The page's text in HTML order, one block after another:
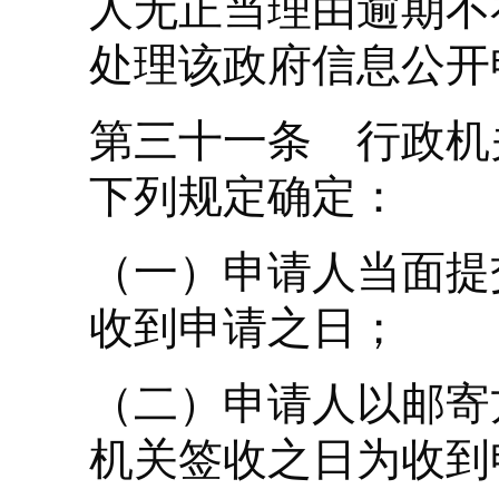
处理该政府信息公
第三十一条 行政机
下列规定确定：
（一）申请人当面
收到申请之日；
（二）申请人以邮
机关签收之日为收